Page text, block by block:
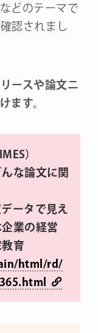
どのテーマで
認されまし
ースや論文ニ
ます。
）
な論文に関
ータで見え
業の経営
育
html/rd/